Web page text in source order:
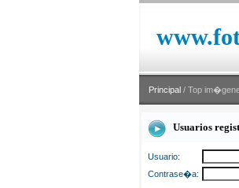
Principal / Top
Usuarios
Usuario:
Contrase�a: